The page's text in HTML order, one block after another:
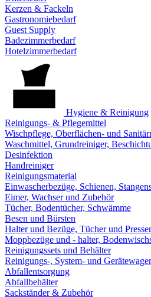
Kerzen & Fackeln
Gastronomiebedarf
Guest Supply
Badezimmerbedarf
Hotelzimmerbedarf
Hygiene & Reinigung
Reinigungs- & Pflegemittel
Wischpflege, Oberflächen- und
Waschmittel, Grundreiniger,
Desinfektion
Handreiniger
Reinigungsmaterial
Einwascherbezüge, Schienen,
Eimer, Wachser und Zubehör
Tücher, Bodentücher, Schwämme
Besen und Bürsten
Halter und Bezüge, Tücher und
Moppbezüge und - halter,
Reinigungssets und Behälter
Reinigungs-, System- und
Abfallentsorgung
Abfallbehälter
Sackständer & Zubehör